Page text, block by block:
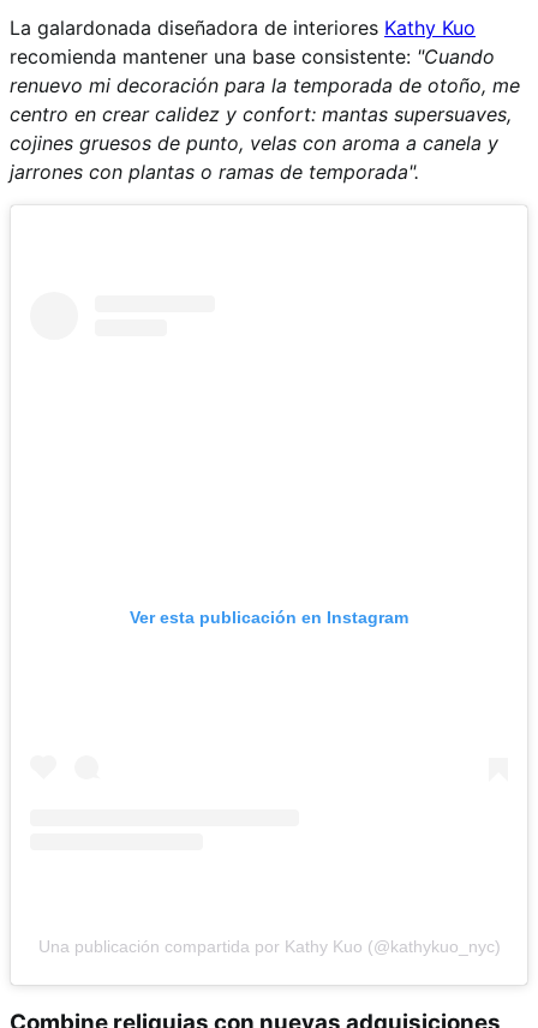
La galardonada diseñadora de interiores Kathy Kuo
recomienda mantener una base consistente: "Cuando
renuevo mi decoración para la temporada de otoño, me
centro en crear calidez y confort: mantas supersuaves,
cojines gruesos de punto, velas con aroma a canela y
jarrones con plantas o ramas de temporada".
Ver esta publicación en Instagram
Una publicación compartida por Kathy Kuo (@kathykuo_nyc)